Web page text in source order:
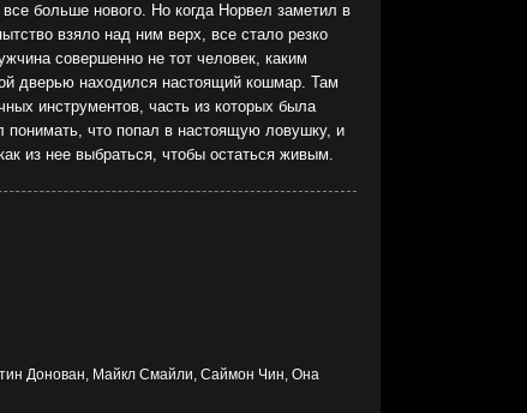
больше нового. Но когда Норвел заметил в
взяло над ним верх, все стало резко
совершенно не тот человек, каким
дверью находился настоящий кошмар. Там
инструментов, часть из которых была
понимать, что попал в настоящую ловушку, и
из нее выбраться, чтобы остаться живым.
Донован, Майкл Смайли, Саймон Чин, Она